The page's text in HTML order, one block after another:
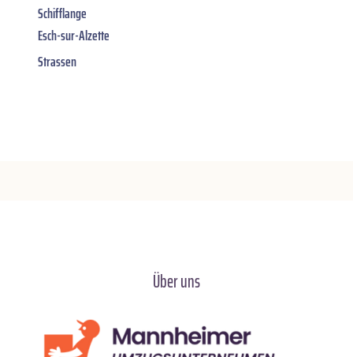
Schifflange
Esch-sur-Alzette
Strassen
Über uns